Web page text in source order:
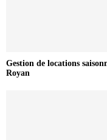
Gestion de locations
Royan